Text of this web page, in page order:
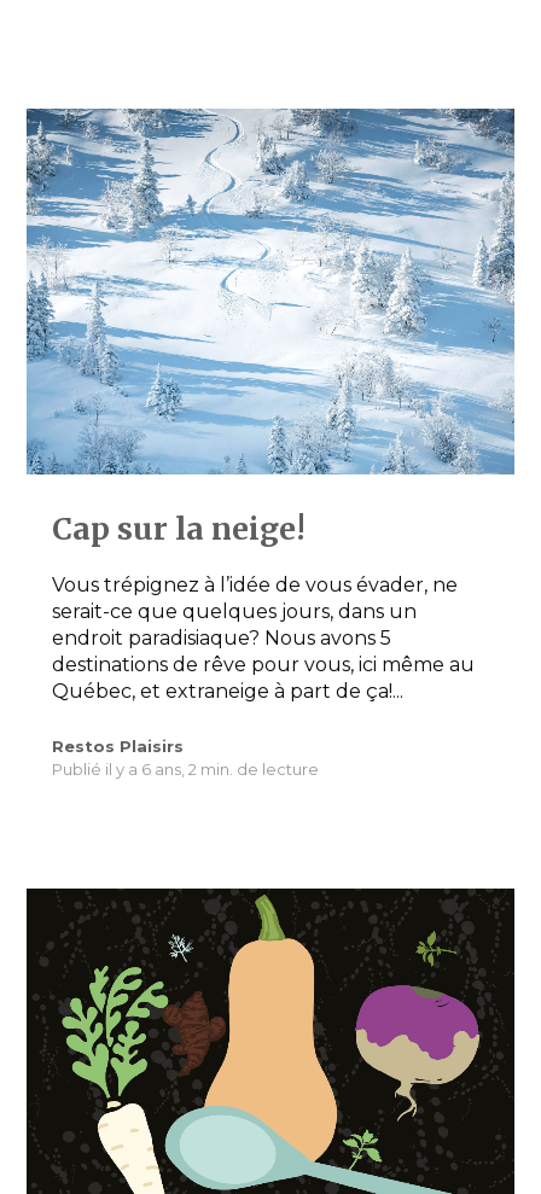
Cap sur la neige!
Vous trépignez à l’idée de vous évader, ne
serait-ce que quelques jours, dans un
endroit paradisiaque? Nous avons 5
destinations de rêve pour vous, ici même au
Québec, et extraneige à part de ça!...
Restos Plaisirs
Publié il y a 6 ans, 2 min. de lecture